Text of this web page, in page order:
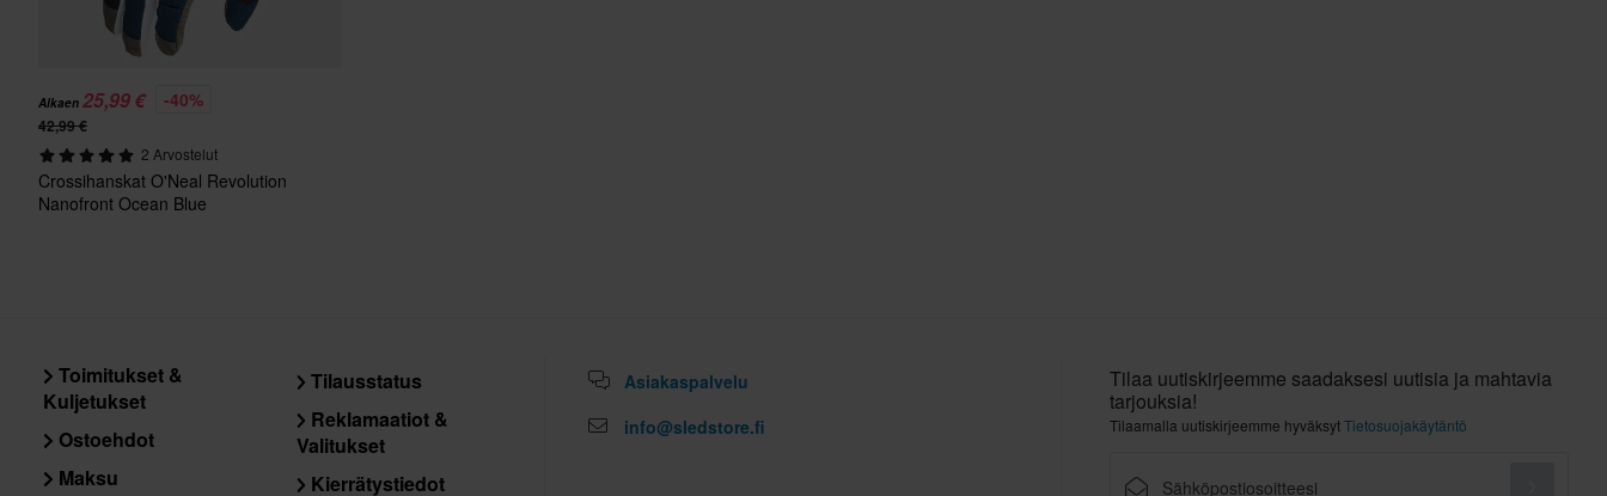
Alkaen 25,99 € -40%
42,99 €
2 Arvostelut
Crossihanskat O'Neal Revolution
Nanofront Ocean Blue
Toimitukset &
Kuljetukset
Ostoehdot
Maksu
Tilausstatus
Reklamaatiot &
Valitukset
Kierrätystiedot
Asiakaspalvelu
info@sledstore.fi
Tilaa uutiskirjeemme saadaksesi uutisia ja mahtavia
tarjouksia!
Tilaamalla uutiskirjeemme hyväksytTietosuojakäytäntö